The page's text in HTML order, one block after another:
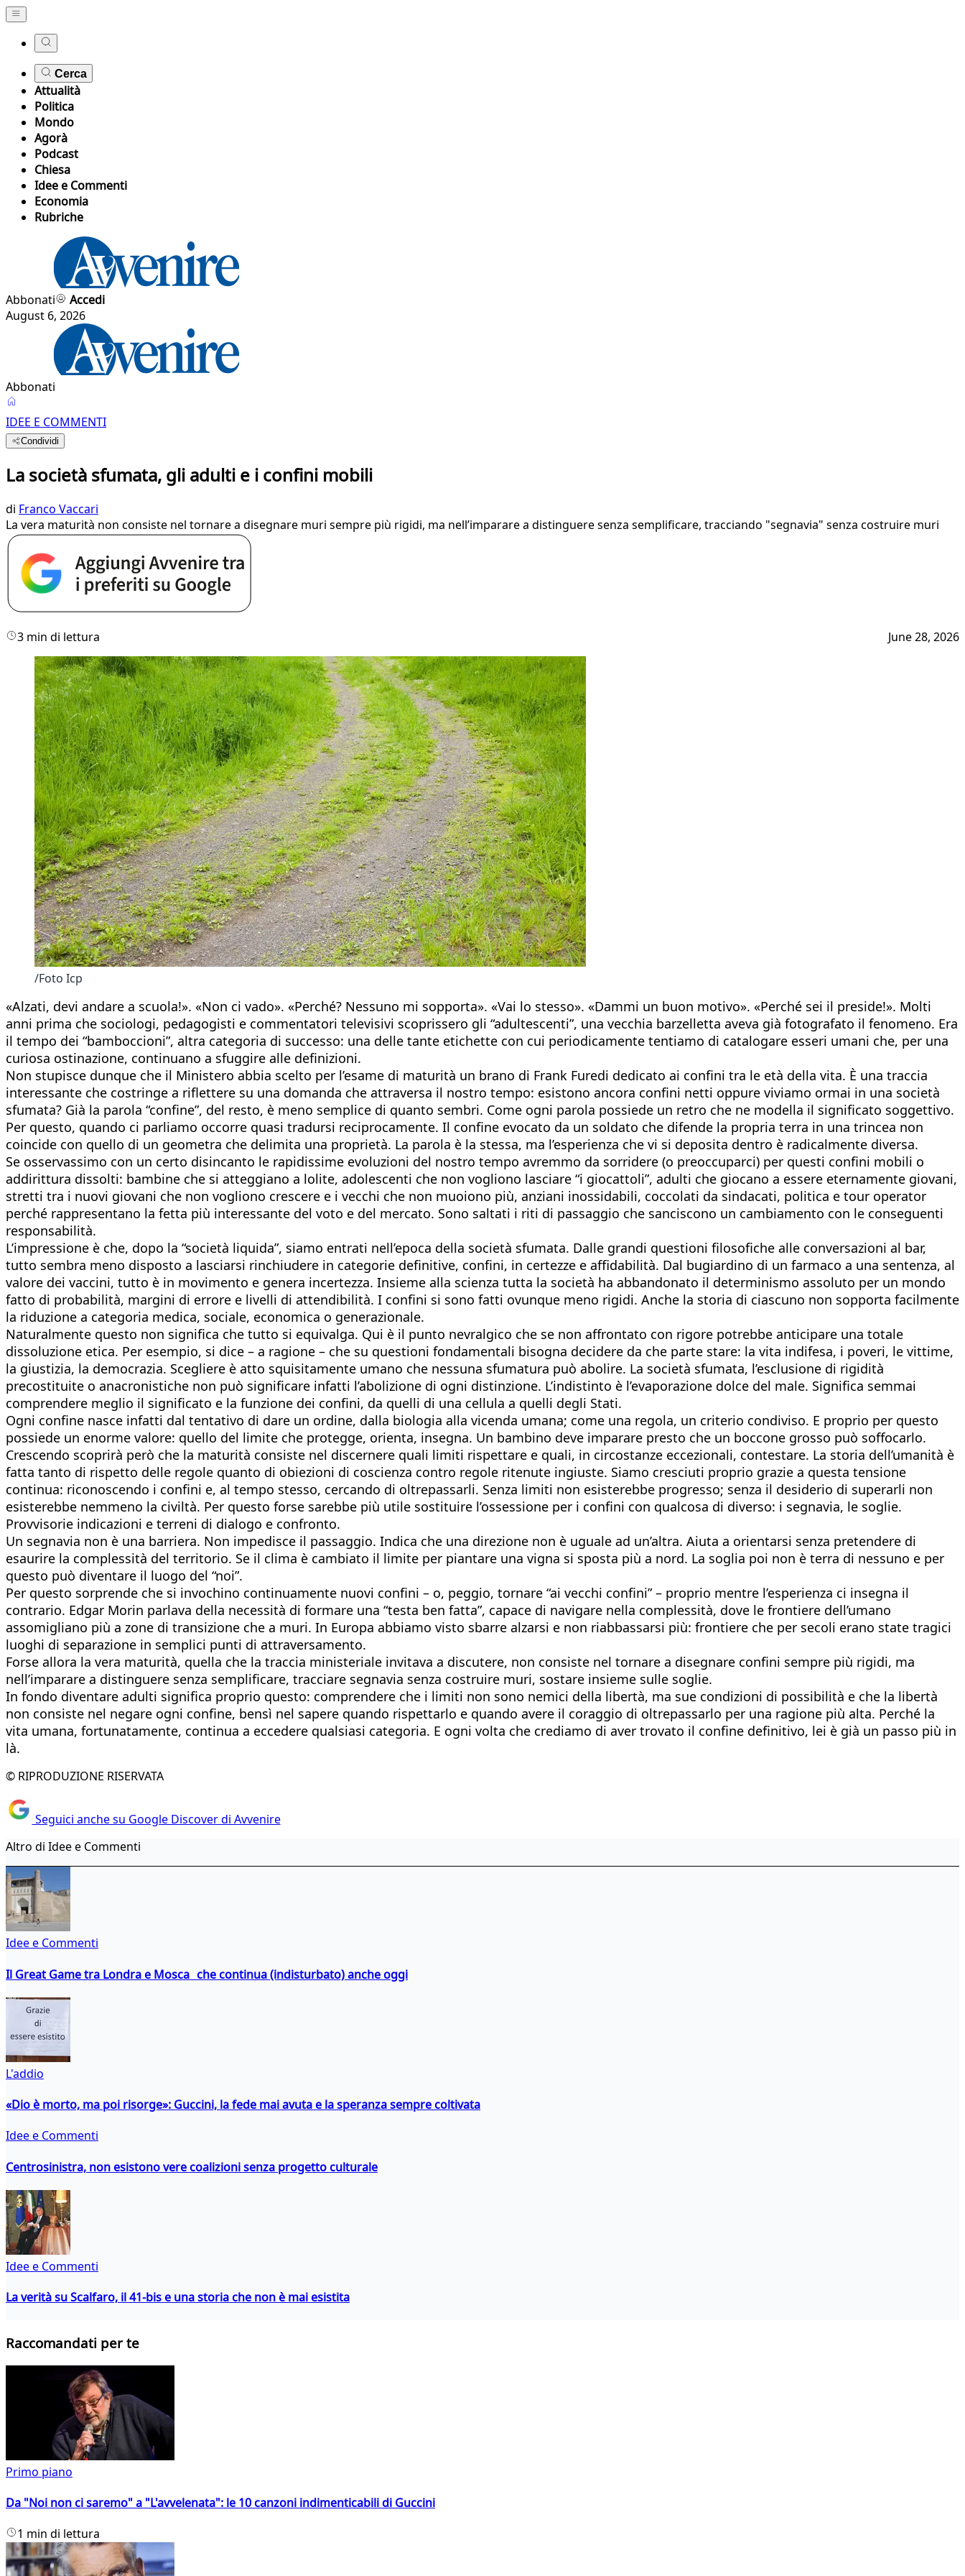
Cerca
Attualità
Politica
Mondo
Agorà
Podcast
Chiesa
Idee e Commenti
Economia
Rubriche
Abbonati
Accedi
August 6, 2026
Abbonati
IDEE E COMMENTI
Condividi
La società sfumata, gli adulti e i confini mobili
di Franco Vaccari
La vera maturità non consiste nel tornare a disegnare muri sempre più rigidi, ma nell’imparare a distinguere senza semplificare, tracciando "segnavia" senza costruire muri
3 min di lettura June 28, 2026
/Foto Icp
«Alzati, devi andare a scuola!». «Non ci vado». «Perché? Nessuno mi sopporta». «Vai lo stesso». «Dammi un buon motivo». «Perché sei il preside!». Molti
anni prima che sociologi, pedagogisti e commentatori televisivi scoprissero gli “adultescenti”, una vecchia barzelletta aveva già fotografato il fenomeno. Era
il tempo dei “bamboccioni”, altra categoria di successo: una delle tante etichette con cui periodicamente tentiamo di catalogare esseri umani che, per una
curiosa ostinazione, continuano a sfuggire alle definizioni.
Non stupisce dunque che il Ministero abbia scelto per l’esame di maturità un brano di Frank Furedi dedicato ai confini tra le età della vita. È una traccia
interessante che costringe a riflettere su una domanda che attraversa il nostro tempo: esistono ancora confini netti oppure viviamo ormai in una società
sfumata? Già la parola “confine”, del resto, è meno semplice di quanto sembri. Come ogni parola possiede un retro che ne modella il significato soggettivo.
Per questo, quando ci parliamo occorre quasi tradursi reciprocamente. Il confine evocato da un soldato che difende la propria terra in una trincea non
coincide con quello di un geometra che delimita una proprietà. La parola è la stessa, ma l’esperienza che vi si deposita dentro è radicalmente diversa.
Se osservassimo con un certo disincanto le rapidissime evoluzioni del nostro tempo avremmo da sorridere (o preoccuparci) per questi confini mobili o
addirittura dissolti: bambine che si atteggiano a lolite, adolescenti che non vogliono lasciare “i giocattoli”, adulti che giocano a essere eternamente giovani,
stretti tra i nuovi giovani che non vogliono crescere e i vecchi che non muoiono più, anziani inossidabili, coccolati da sindacati, politica e tour operator
perché rappresentano la fetta più interessante del voto e del mercato. Sono saltati i riti di passaggio che sanciscono un cambiamento con le conseguenti
responsabilità.
L’impressione è che, dopo la “società liquida”, siamo entrati nell’epoca della società sfumata. Dalle grandi questioni filosofiche alle conversazioni al bar,
tutto sembra meno disposto a lasciarsi rinchiudere in categorie definitive, confini, in certezze e affidabilità. Dal bugiardino di un farmaco a una sentenza, al
valore dei vaccini, tutto è in movimento e genera incertezza. Insieme alla scienza tutta la società ha abbandonato il determinismo assoluto per un mondo
fatto di probabilità, margini di errore e livelli di attendibilità. I confini si sono fatti ovunque meno rigidi. Anche la storia di ciascuno non sopporta facilmente
la riduzione a categoria medica, sociale, economica o generazionale.
Naturalmente questo non significa che tutto si equivalga. Qui è il punto nevralgico che se non affrontato con rigore potrebbe anticipare una totale
dissoluzione etica. Per esempio, si dice – a ragione – che su questioni fondamentali bisogna decidere da che parte stare: la vita indifesa, i poveri, le vittime,
la giustizia, la democrazia. Scegliere è atto squisitamente umano che nessuna sfumatura può abolire. La società sfumata, l’esclusione di rigidità
precostituite o anacronistiche non può significare infatti l’abolizione di ogni distinzione. L’indistinto è l’evaporazione dolce del male. Significa semmai
comprendere meglio il significato e la funzione dei confini, da quelli di una cellula a quelli degli Stati.
Ogni confine nasce infatti dal tentativo di dare un ordine, dalla biologia alla vicenda umana; come una regola, un criterio condiviso. E proprio per questo
possiede un enorme valore: quello del limite che protegge, orienta, insegna. Un bambino deve imparare presto che un boccone grosso può soffocarlo.
Crescendo scoprirà però che la maturità consiste nel discernere quali limiti rispettare e quali, in circostanze eccezionali, contestare. La storia dell’umanità è
fatta tanto di rispetto delle regole quanto di obiezioni di coscienza contro regole ritenute ingiuste. Siamo cresciuti proprio grazie a questa tensione
continua: riconoscendo i confini e, al tempo stesso, cercando di oltrepassarli. Senza limiti non esisterebbe progresso; senza il desiderio di superarli non
esisterebbe nemmeno la civiltà. Per questo forse sarebbe più utile sostituire l’ossessione per i confini con qualcosa di diverso: i segnavia, le soglie.
Provvisorie indicazioni e terreni di dialogo e confronto.
Un segnavia non è una barriera. Non impedisce il passaggio. Indica che una direzione non è uguale ad un’altra. Aiuta a orientarsi senza pretendere di
esaurire la complessità del territorio. Se il clima è cambiato il limite per piantare una vigna si sposta più a nord. La soglia poi non è terra di nessuno e per
questo può diventare il luogo del “noi”.
Per questo sorprende che si invochino continuamente nuovi confini – o, peggio, tornare “ai vecchi confini” – proprio mentre l’esperienza ci insegna il
contrario. Edgar Morin parlava della necessità di formare una “testa ben fatta”, capace di navigare nella complessità, dove le frontiere dell’umano
assomigliano più a zone di transizione che a muri. In Europa abbiamo visto sbarre alzarsi e non riabbassarsi più: frontiere che per secoli erano state tragici
luoghi di separazione in semplici punti di attraversamento.
Forse allora la vera maturità, quella che la traccia ministeriale invitava a discutere, non consiste nel tornare a disegnare confini sempre più rigidi, ma
nell’imparare a distinguere senza semplificare, tracciare segnavia senza costruire muri, sostare insieme sulle soglie.
In fondo diventare adulti significa proprio questo: comprendere che i limiti non sono nemici della libertà, ma sue condizioni di possibilità e che la libertà
non consiste nel negare ogni confine, bensì nel sapere quando rispettarlo e quando avere il coraggio di oltrepassarlo per una ragione più alta. Perché la
vita umana, fortunatamente, continua a eccedere qualsiasi categoria. E ogni volta che crediamo di aver trovato il confine definitivo, lei è già un passo più in
là.
© RIPRODUZIONE RISERVATA
Seguici anche su Google Discover di Avvenire
Altro di Idee e Commenti
Idee e Commenti
Il Great Game tra Londra e Mosca che continua (indisturbato) anche oggi
L'addio
«Dio è morto, ma poi risorge»: Guccini, la fede mai avuta e la speranza sempre coltivata
Idee e Commenti
Centrosinistra, non esistono vere coalizioni senza progetto culturale
Idee e Commenti
La verità su Scalfaro, il 41-bis e una storia che non è mai esistita
Raccomandati per te
Primo piano
Da "Noi non ci saremo" a "L'avvelenata": le 10 canzoni indimenticabili di Guccini
1 min di lettura